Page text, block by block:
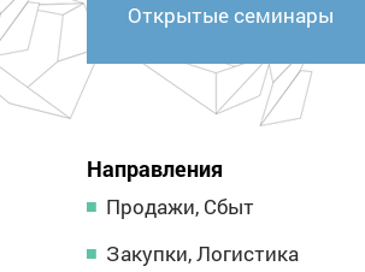
Открытые семинары
Направления
Продажи, Сбыт
Закупки, Логистика